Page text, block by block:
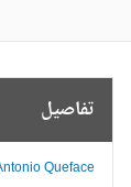
تفاصيل
Antonio Queface;